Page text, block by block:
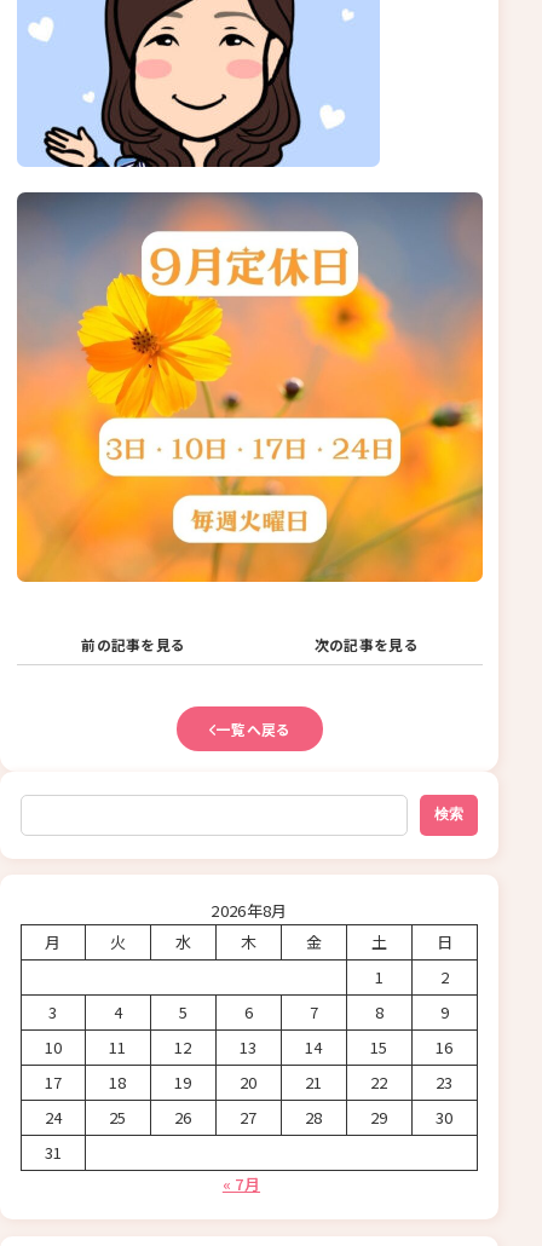
前の記事を見る 次の記事を見る
一覧へ戻る
検索
検索
2026年8月
月
火 水 木 金 土
日
1
2
3
4 5 6 7 8
9
10
11 12 13 14 15
16
17
18 19 20 21 22
23
24
25 26 27 28 29
30
31
« 7月